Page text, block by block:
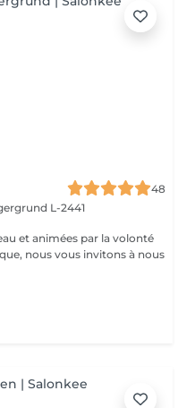
48
L-2441
et animées par la volonté
nous vous invitons à nous